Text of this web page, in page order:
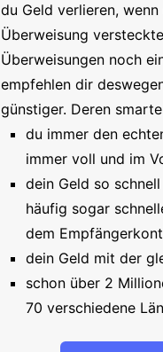
du Geld verlieren,
Überweisung
Überweisungen noch
empfehlen dir
günstiger. Deren
du immer den
immer voll und im
dein Geld so
häufig sogar
dem
dein Geld mit der
schon über 2
70 verschiedene